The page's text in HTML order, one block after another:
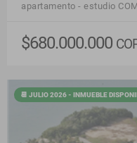
apartamento - estudio
$680.000.000
📆 JULIO 2026 - INMUEBLE